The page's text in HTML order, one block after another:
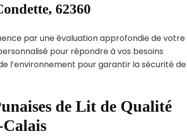
62360
par une évaluation approfondie de votre
pour répondre à vos besoins
l’environnement pour garantir la sécurité de
de Lit de Qualité